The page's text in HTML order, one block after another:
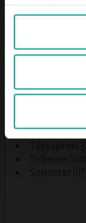
Ihre
entsprechende
Informationen
Maximale
Preis pro
Zuerst
Jeder